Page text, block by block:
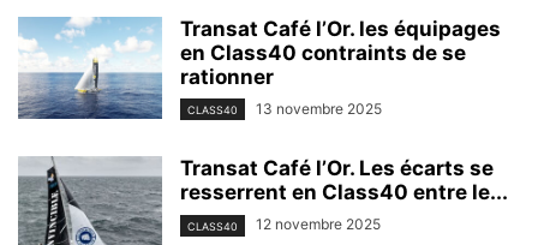
Transat Café l’Or. les équipages
en Class40 contraints de se
rationner
CLASS40 13 novembre 2025
Transat Café l’Or. Les écarts se
resserrent en Class40 entre le...
CLASS40 12 novembre 2025